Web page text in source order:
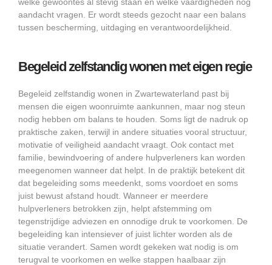
welke gewoontes al stevig staan en welke vaardigheden nog
aandacht vragen. Er wordt steeds gezocht naar een balans
tussen bescherming, uitdaging en verantwoordelijkheid.
Begeleid zelfstandig wonen met eigen regie
Begeleid zelfstandig wonen in Zwartewaterland past bij
mensen die eigen woonruimte aankunnen, maar nog steun
nodig hebben om balans te houden. Soms ligt de nadruk op
praktische zaken, terwijl in andere situaties vooral structuur,
motivatie of veiligheid aandacht vraagt. Ook contact met
familie, bewindvoering of andere hulpverleners kan worden
meegenomen wanneer dat helpt. In de praktijk betekent dit
dat begeleiding soms meedenkt, soms voordoet en soms
juist bewust afstand houdt. Wanneer er meerdere
hulpverleners betrokken zijn, helpt afstemming om
tegenstrijdige adviezen en onnodige druk te voorkomen. De
begeleiding kan intensiever of juist lichter worden als de
situatie verandert. Samen wordt gekeken wat nodig is om
terugval te voorkomen en welke stappen haalbaar zijn